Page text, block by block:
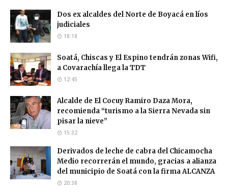
Dos ex alcaldes del Norte de Boyacá en líos
judiciales
18:18
Soatá, Chiscas y El Espino tendrán zonas Wifi,
a Covarachía llega la TDT
12:45
Alcalde de El Cocuy Ramiro Daza Mora,
recomienda “turismo a la Sierra Nevada sin
pisar la nieve”
15:32
Derivados de leche de cabra del Chicamocha
Medio recorrerán el mundo, gracias a alianza
del municipio de Soatá con la firma ALCANZA
20:38